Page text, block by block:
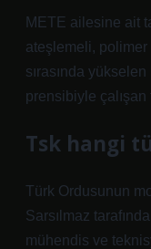
METE ailesine ait
ateşlemeli, polimer
sırasında
prensibiyle çalışan
Tsk hangi
Türk Ordusunun
Sarsılmaz
mühendis ve